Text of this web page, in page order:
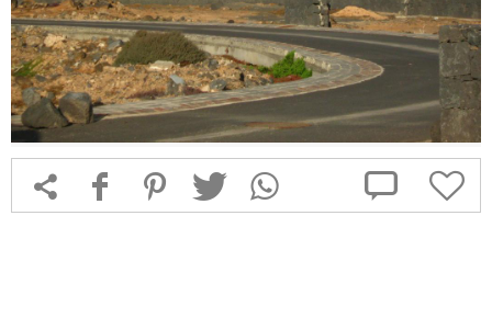
 f 1 T  